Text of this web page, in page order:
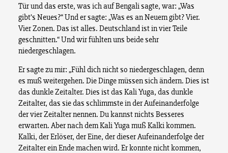
Tür und das erste, was ich auf Bengali sagte, war: „Was
gibt’s Neues?“ Und er sagte: „Was es an Neuem gibt? Vier.
Vier Zonen. Das ist alles. Deutschland ist in vier Teile
geschnitten.“ Und wir fühlten uns beide sehr
niedergeschlagen.
Er sagte zu mir: „Fühl dich nicht so niedergeschlagen, denn
es muß weitergehen. Die Dinge müssen sich ändern. Dies ist
das dunkle Zeitalter. Dies ist das Kali Yuga, das dunkle
Zeitalter, das sie das schlimmste in der Aufeinanderfolge
der vier Zeitalter nennen. Du kannst nichts Besseres
erwarten. Aber nach dem Kali Yuga muß Kalki kommen.
Kalki, der Erlöser, der Eine, der dieser Aufeinanderfolge der
Zeitalter ein Ende machen wird. Er konnte nicht kommen,